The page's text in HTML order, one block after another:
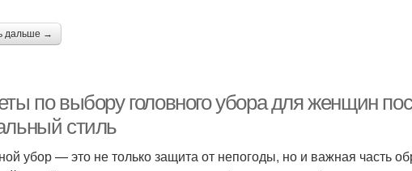
дальше →
по выбору головного убора для женщин
стиль
убор — это не только защита от непогоды, но и важная часть